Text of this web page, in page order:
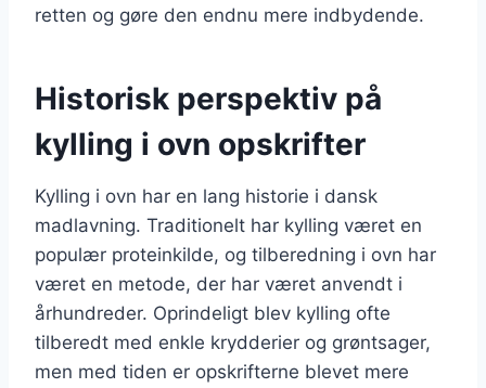
retten og gøre den endnu mere indbydende.
Historisk perspektiv på
kylling i ovn opskrifter
Kylling i ovn har en lang historie i dansk
madlavning. Traditionelt har kylling været en
populær proteinkilde, og tilberedning i ovn har
været en metode, der har været anvendt i
århundreder. Oprindeligt blev kylling ofte
tilberedt med enkle krydderier og grøntsager,
men med tiden er opskrifterne blevet mere